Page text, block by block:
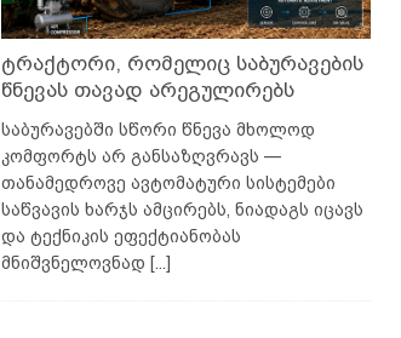
ტრაქტორი, რომელიც საბურავების
წნევას თავად არეგულირებს
საბურავებში სწორი წნევა მხოლოდ
კომფორტს არ განსაზღვრავს —
თანამედროვე ავტომატური სისტემები
საწვავის ხარჯს ამცირებს, ნიადაგს იცავს
და ტექნიკის ეფექტიანობას
მნიშვნელოვნად [...]